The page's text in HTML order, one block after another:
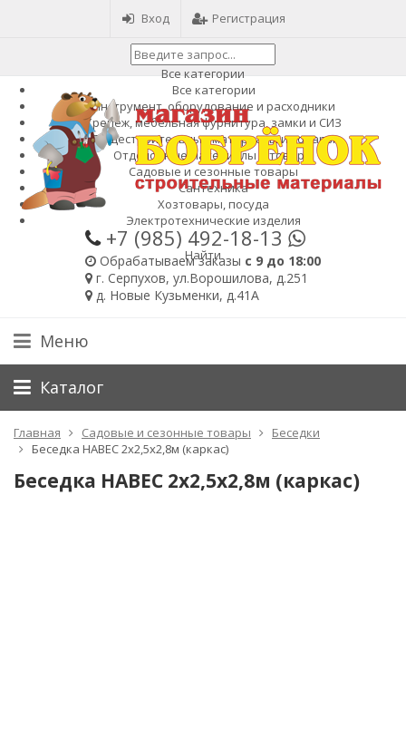
Вход Регистрация
Все категории
Все категории
Инструмент, оборудование и расходники
Крепеж, мебельная фурнитура, замки и СИЗ
Общестроительные материалы и товары
Отделочные материалы и товары
Садовые и сезонные товары
Сантехника
Хозтовары, посуда
Электротехнические изделия
Найти
+7 (985) 492-18-13
Обрабатываем заказы с 9 до 18:00
г. Серпухов, ул.Ворошилова, д.251
д. Новые Кузьменки, д.41А
Меню
Каталог
Главная Садовые и сезонные товары
Беседки
Беседка НАВЕС 2х2,5х2,8м (каркас)
Беседка НАВЕС 2х2,5х2,8м (каркас)